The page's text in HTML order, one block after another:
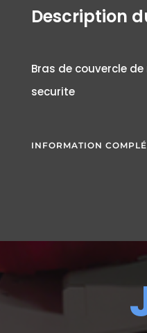
Description
Bras de couvercle
securite
INFORMATION